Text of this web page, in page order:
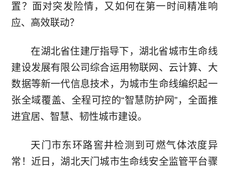
城
市
智
慧
灌
区
管
心
司
新
闻
业
系
我
们
加
入
我
置？面对突发险情，又如何在第一时间精准响
应、高效联动？
在湖北省住建厅指导下，湖北省城市生命线
建设发展有限公司综合运用物联网、云计算、大
数据等新一代信息技术，为城市生命线编织起一
张全域覆盖、全程可控的“智慧防护网”，全面推
进宜居、智慧、韧性城市建设。
天门市东环路窖井检测到可燃气体浓度异
常！近日，湖北天门城市生命线安全监管平台骤